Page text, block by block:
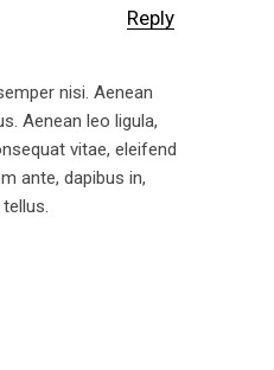
Reply
nisi. Aenean
Aenean leo ligula,
vitae, eleifend
ante, dapibus in,